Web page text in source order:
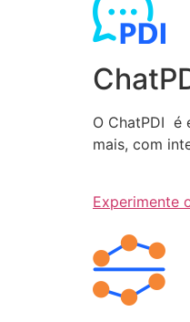
O ChatPDI é
mais, com
Experimente